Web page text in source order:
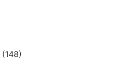
(148)